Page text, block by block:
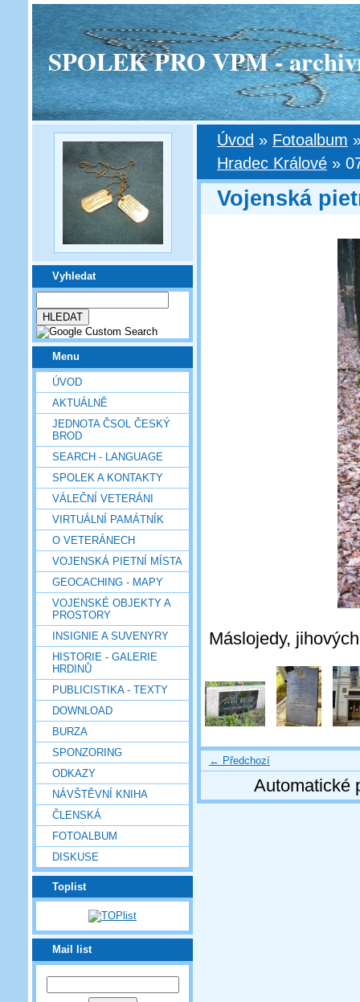
SPOLEK PRO VPM -
Vyhledat
Menu
ÚVOD
AKTUÁLNĚ
JEDNOTA ČSOL ČESKÝ
BROD
SEARCH - LANGUAGE
SPOLEK A KONTAKTY
VÁLEČNÍ VETERÁNI
VIRTUÁLNÍ PAMÁTNÍK
O VETERÁNECH
VOJENSKÁ PIETNÍ MÍSTA
GEOCACHING - MAPY
VOJENSKÉ OBJEKTY A
PROSTORY
INSIGNIE A SUVENYRY
HISTORIE - GALERIE
HRDINŮ
PUBLICISTIKA - TEXTY
DOWNLOAD
BURZA
SPONZORING
ODKAZY
NÁVŠTĚVNÍ KNIHA
ČLENSKÁ
FOTOALBUM
DISKUSE
Toplist
Mail list
Úvod » Fotoalbum
Hradec Králové »
Vojenská
Máslojedy,
← Předchozí
Automatické